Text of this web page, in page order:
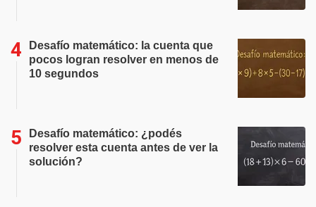
Desafío matemático: la cuenta que
pocos logran resolver en menos de
10 segundos
Desafío matemático: ¿podés
resolver esta cuenta antes de ver la
solución?